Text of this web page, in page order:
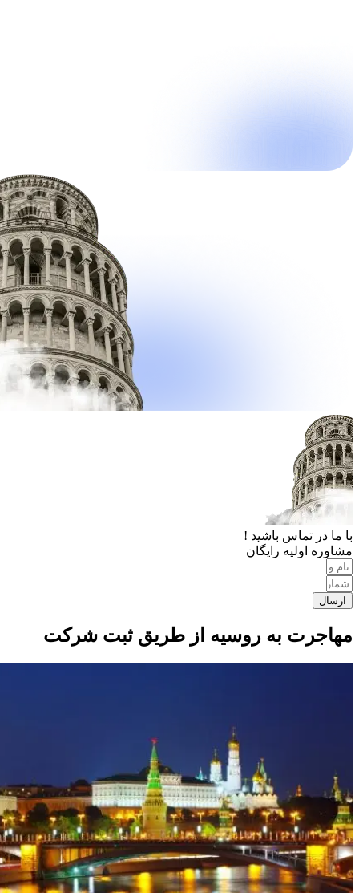
با ما در تماس باشید !
مشاوره اولیه رایگان
ارسال
مهاجرت به روسیه از طریق ثبت شرکت